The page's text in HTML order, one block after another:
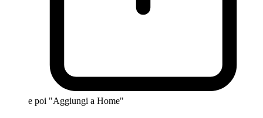
e poi "Aggiungi a Home"